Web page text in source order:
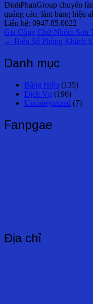
DinhPhanGroup chuyên
quảng cáo, làm bảng hiệu
Liên hệ: 0947.85.0022
Điều
hướng
bài
Gia Công Chữ Nhôm
← Biển Số Phòng Khách
Danh mục
Bảng Hiệu (135)
Dịch Vụ (196)
Uncategorized (7)
Fanpgae
Địa chỉ